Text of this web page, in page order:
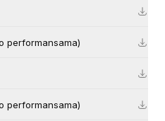
performansama)
performansama)